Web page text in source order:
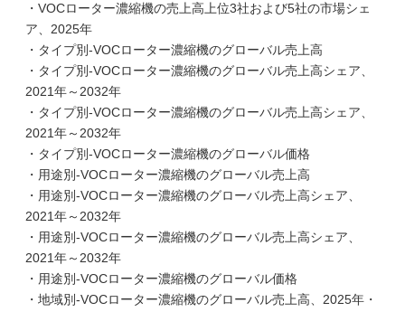
・VOCローター濃縮機の売上高上位3社および5社の市場シェ
ア、2025年
・タイプ別-VOCローター濃縮機のグローバル売上高
・タイプ別-VOCローター濃縮機のグローバル売上高シェア、
2021年～2032年
・タイプ別-VOCローター濃縮機のグローバル売上高シェア、
2021年～2032年
・タイプ別-VOCローター濃縮機のグローバル価格
・用途別-VOCローター濃縮機のグローバル売上高
・用途別-VOCローター濃縮機のグローバル売上高シェア、
2021年～2032年
・用途別-VOCローター濃縮機のグローバル売上高シェア、
2021年～2032年
・用途別-VOCローター濃縮機のグローバル価格
・地域別-VOCローター濃縮機のグローバル売上高、2025年・